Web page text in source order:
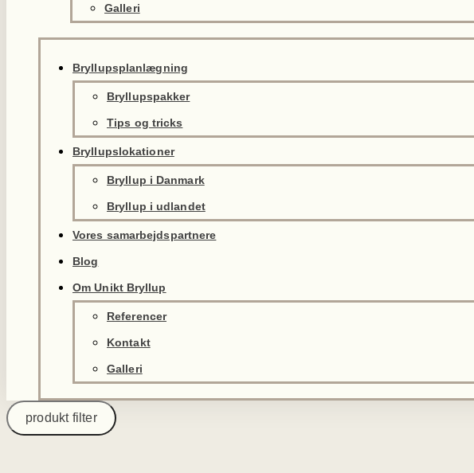
Galleri
Bryllupsplanlægning
Bryllupspakker
Tips og tricks
Bryllupslokationer
Bryllup i Danmark
Bryllup i udlandet
Vores samarbejdspartnere
Blog
Om Unikt Bryllup
Referencer
Kontakt
Galleri
produkt filter